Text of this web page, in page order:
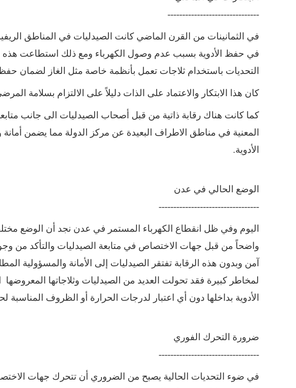
-------------------------------
في الثمانينات من القرن الماضي كانت الصيدليات في المناطق
في حفظ الأدوية بسبب عدم وصول الكهرباء ومع ذلك استطاعت هذه
التحديات باستخدام ثلاجات تعمل بأنظمة خاصة مثل الغاز لضمان
كان هذا الابتكار والاعتماد على الذات دليلاً على الالتزام بسلامة
كما كانت هناك رقابة ذاتية من قبل أصحاب الصيدليات الى جانب
المعنية في مناطق الاطراف البعيدة عن مركز الدولة مما يضمن
الأدوية.
الوضع الحالي في عدن
----------------------------------
اليوم وفي ظل انقطاع الكهرباء المستمر في عدن نجد أن الوضع
واضحاً من قبل جهات الاختصاص في متابعة الصيدليات والتأكد من
آمن وبدون هذه الرقابة تفتقر الصيدليات إلى الأمانة والمسؤولية
لمخاطر كبيرة فقد تحولت العديد من الصيدليات وثلاجاتها
الأدوية بداخلها دون أي اعتبار لدرجات الحرارة أو الظروف المناسبة
ضرورة التحرك الفوري
----------------------------------
في ضوء التحديات الحالية يصبح من الضروري أن تتحرك جهات